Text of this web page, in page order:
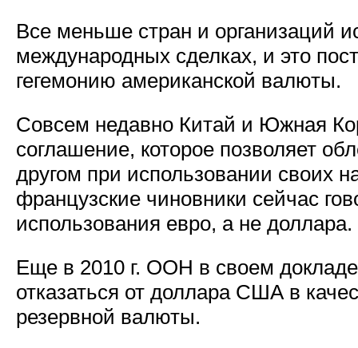
Все меньше стран и организаций
международных сделках, и это
гегемонию американской валюты.
Совсем недавно Китай и Южная
соглашение, которое позволяет
другом при использовании своих
французские чиновники сейчас
использования евро, а не доллара.
Еще в 2010 г. ООН в своем
отказаться от доллара США в
резервной валюты.